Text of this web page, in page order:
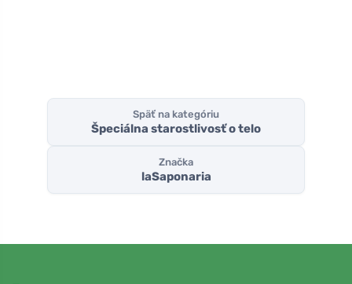
Späť na kategóriu
Špeciálna starostlivosť o telo
Značka
laSaponaria